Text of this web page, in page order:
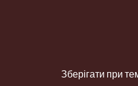
Зберігати при